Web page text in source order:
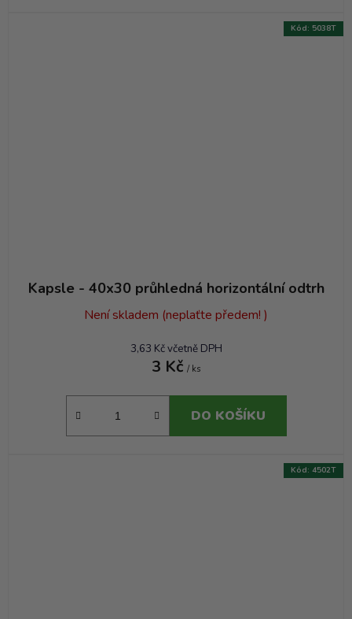
Kapsle - 40x30 průhledná horizontální odtrh
Není skladem (neplaťte předem! )
3,63 Kč včetně DPH
3 Kč / ks
DO KOŠÍKU
Kód: 5038T
Kód: 4502T